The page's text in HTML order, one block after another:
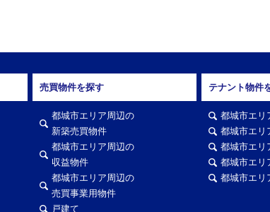
売買物件を探す
都城市エリア周辺の
新築売買物件
都城市エリア周辺の
収益物件
都城市エリア周辺の
売買事業用物件
戸建て
テナント物件
都城市エリ
都城市エリ
都城市エリ
都城市エリ
都城市エリ